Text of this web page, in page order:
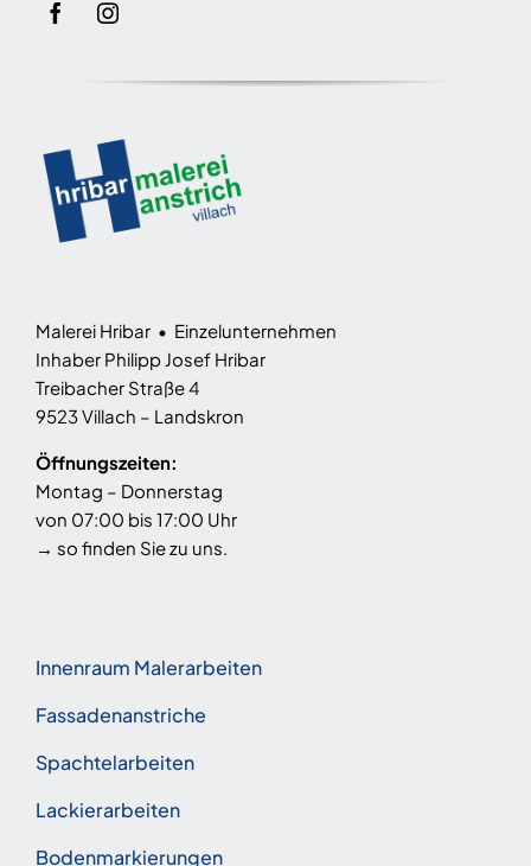
Malerei Hribar • Einzelunternehmen
Inhaber Philipp Josef Hribar
Treibacher Straße 4
9523 Villach – Landskron
Öffnungszeiten:
Montag – Donnerstag
von 07:00 bis 17:00 Uhr
→ so finden Sie zu uns
Innenraum Malerarbeiten
Fassadenanstriche
Spachtelarbeiten
Lackierarbeiten
Bodenmarkierungen